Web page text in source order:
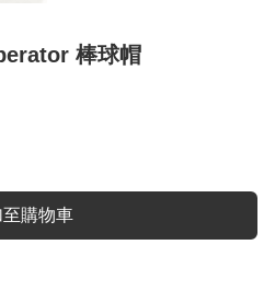
棒球帽
至購物車